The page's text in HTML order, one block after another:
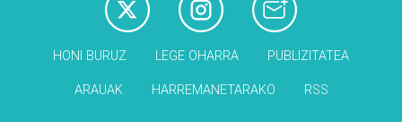
HONI BURUZ LEGE OHARRA PUBLIZITATEA
ARAUAK HARREMANETARAKO RSS